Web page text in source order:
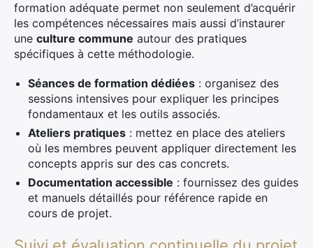
formation adéquate permet non seulement d’acquérir
les compétences nécessaires mais aussi d’instaurer
une culture commune autour des pratiques
spécifiques à cette méthodologie.
Séances de formation dédiées : organisez des
sessions intensives pour expliquer les principes
fondamentaux et les outils associés.
Ateliers pratiques : mettez en place des ateliers
où les membres peuvent appliquer directement les
concepts appris sur des cas concrets.
Documentation accessible : fournissez des guides
et manuels détaillés pour référence rapide en
cours de projet.